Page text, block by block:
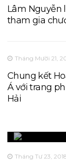
Lâm Nguyễn
tham gia
Tháng Mười 21,
Chung kết
Á với trang
Hải
Tháng Tư 23,